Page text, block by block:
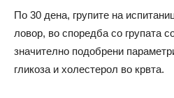
По 30 дена, групите на
ловор, во споредба со групата
значително подобрени
гликоза и холестерол во крвта.